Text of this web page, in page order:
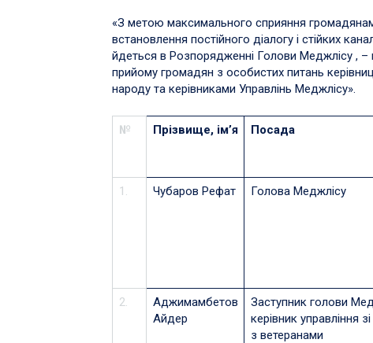
«З метою максимального сприяння
встановлення постійного діалогу і стійких
йдеться в Розпорядженні Голови Меджлісу , –
прийому громадян з особистих питань
народу та керівниками Управлінь Меджлісу».
№ Прізвище, ім’я Посада
1. Чубаров Рефат Голова Меджлісу
2.
Аджимамбетов
Айдер
Заступник голови
керівник управління зі
з ветеранами